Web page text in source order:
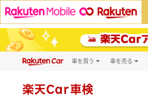
車を買う
新車
車を売る
楽天Car車検